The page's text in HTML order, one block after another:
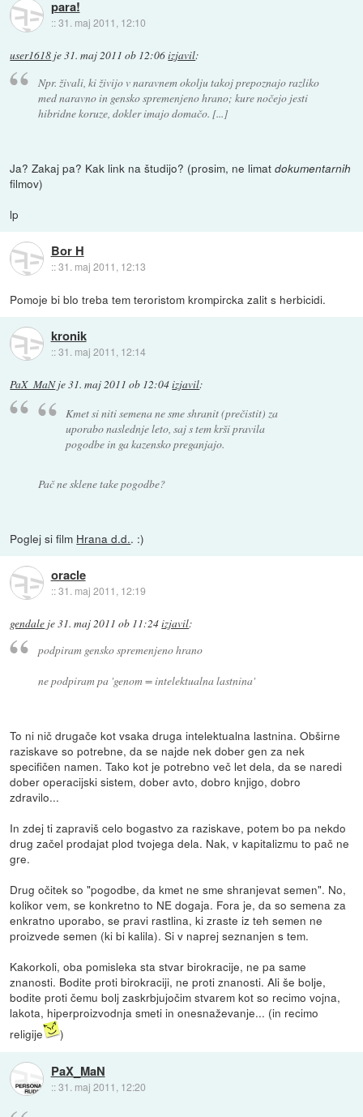
para!
::31. maj 2011, 12:10
user1618 je31. maj 2011 ob 12:06izjavil:
Npr. živali, ki živijo v naravnem okolju takoj prepoznajo razliko
med naravno in gensko spremenjeno hrano; kure nočejo jesti
hibridne koruze, dokler imajo domačo. [...]
Ja? Zakaj pa? Kak link na študijo? (prosim, ne limatdokumentarnih
filmov)
lp
Bor H
::31. maj 2011, 12:13
Pomoje bi blo treba tem teroristom krompircka zalit s herbicidi.
kronik
::31. maj 2011, 12:14
PaX_MaNje31. maj 2011 ob 12:04izjavil:
Kmet si niti semena ne sme shranit (prečistit) za
uporabo naslednje leto, saj s tem krši pravila
pogodbe in ga kazensko preganjajo.
Pač ne sklene take pogodbe?
Poglej si film Hrana d.d.. :)
oracle
::31. maj 2011, 12:19
gendale je31. maj 2011 ob 11:24izjavil:
podpiram gensko spremenjeno hrano
ne podpiram pa 'genom = intelektualna lastnina'
To ni nič drugače kot vsaka druga intelektualna lastnina. Obširne
raziskave so potrebne, da se najde nek dober gen za nek
specifičen namen. Tako kot je potrebno več let dela, da se naredi
dober operacijski sistem, dober avto, dobro knjigo, dobro
zdravilo...
In zdej ti zapraviš celo bogastvo za raziskave, potem bo pa nekdo
drug začel prodajat plod tvojega dela. Nak, v kapitalizmu to pač ne
gre.
Drug očitek so "pogodbe, da kmet ne sme shranjevat semen". No,
kolikor vem, se konkretno to NE dogaja. Fora je, da so semena za
enkratno uporabo, se pravi rastlina, ki zraste iz teh semen ne
proizvede semen (ki bi kalila). Si v naprej seznanjen s tem.
Kakorkoli, oba pomisleka sta stvar birokracije, ne pa same
znanosti. Bodite proti birokraciji, ne proti znanosti. Ali še bolje,
bodite proti čemu bolj zaskrbjujočim stvarem kot so recimo vojna,
lakota, hiperproizvodnja smeti in onesnaževanje... (in recimo
religije
)
PaX_MaN
::31. maj 2011, 12:20